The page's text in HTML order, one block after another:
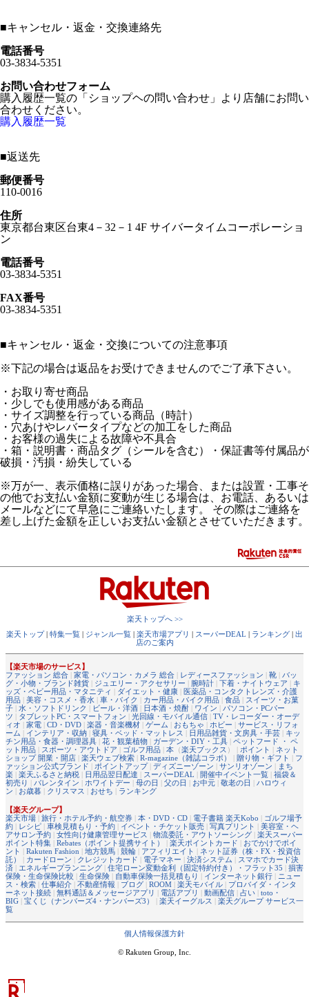
■キャンセル・返金・交換連絡先
電話番号
03-3834-5351
お問い合わせフォーム
購入履歴一覧の「ショップヘの問い合わせ」より店舗にお問い
合わせください。
購入履歴一覧
■返送先
郵便番号
110-0016
住所
東京都台東区台東4－32－1 4F サイバータイムコーポレーショ
ン
電話番号
03-3834-5351
FAX番号
03-3834-5351
■キャンセル・返金・交換についての注意事項
※下記の場合は返品をお受けできませんのでご了承下さい。
・お取り寄せ商品
・少しでも使用感がある商品
・サイズ調整を行っている商品（時計）
・穴あけやレバータイプなどの加工をした商品
・お客様の過失による故障や不具合
・箱・説明書・商品タグ（シールを含む）・保証書等付属品が
破損・汚損・紛失している
※万が一、表示価格に誤りがあった場合、または設置・工事そ
の他でお支払い金額に変動が生じる場合は、お電話、あるいは
メールなどにて早急にご連絡いたします。 その際はご連絡を
差し上げた金額を正しいお支払い金額とさせていただきます。
楽天トップへ >>
楽天トップ
特集一覧 ジャンル一覧 楽天市場アプリ スーパーDEAL ランキング
出
店のご案内
【楽天市場のサービス】
ファッション 総合
家電・パソコン・カメラ 総合 レディースファッション 靴
バッ
グ・小物・ブランド雑貨
ジュエリー・アクセサリー 腕時計 下着・ナイトウェア
キ
ッズ・ベビー用品・マタニティ
ダイエット・健康
医薬品・コンタクトレンズ・介護
用品
美容・コスメ・香水 車・バイク カー用品・バイク用品 食品
スイーツ・お菓
子
水・ソフトドリンク ビール・洋酒 日本酒・焼酎 ワイン
パソコン・PCパー
ツ
タブレットPC・スマートフォン 光回線・モバイル通信
TV・レコーダー・オーデ
ィオ
家電 CD・DVD 楽器・音楽機材 ゲーム おもちゃ ホビー
サービス・リフォ
ーム
インテリア・収納 寝具・ベッド・マットレス 日用品雑貨・文房具・手芸
キッ
チン用品・食器・調理器具
花・観葉植物 ガーデン・DIY・工具
ペットフード ・ ペ
ット用品
スポーツ・アウトドア ゴルフ用品 本 （楽天ブックス ） | ポイント
ネット
ショップ 開業・開店
楽天ウェブ検索 R-magazine（雑誌コラボ） 贈り物・ギフト
フ
ァッション公式ブランド
ポイントアップ ディズニーゾーン サンリオゾーン
まち
楽
楽天ふるさと納税 日用品翌日配達 スーパーDEAL 開催中イベント一覧
福袋＆
初売り
バレンタイン ホワイトデー 母の日 父の日 お中元 敬老の日
ハロウィ
ン
お歳暮 クリスマス おせち ランキング
【楽天グループ】
楽天市場
旅行・ホテル予約・航空券 本・DVD・CD 電子書籍 楽天Kobo
ゴルフ場予
約
レシピ 車検見積もり・予約 イベント・チケット販売 写真プリント
美容室・ヘ
アサロン予約
女性向け健康管理サービス 物流委託・アウトソーシング
楽天スーパー
ポイント特集
Rebates（ポイント提携サイト） 楽天ポイントカード
おでかけでポイ
ント
Rakuten Fashion 地方競馬 競輪 アフィリエイト
ネット証券（株・FX・投資信
託）
カードローン クレジットカード 電子マネー 決済システム
スマホでカード決
済
エネルギープランニング 住宅ローン変動金利（固定特約付き）・フラット35
損害
保険・生命保険比較
生命保険 自動車保険一括見積もり インターネット銀行
ニュー
ス・検索
仕事紹介 不動産情報 ブログ ROOM 楽天モバイル
プロバイダ・インタ
ーネット接続
無料通話＆メッセージアプリ 電話アプリ 動画配信 占い
toto・
BIG
宝くじ（ナンバーズ4・ナンバーズ3） 楽天イーグルス
楽天グループ サービス一
覧
個人情報保護方針
© Rakuten Group, Inc.